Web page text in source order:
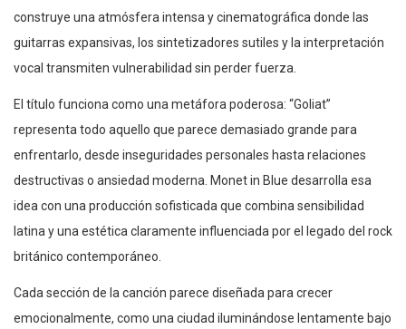
construye una atmósfera intensa y cinematográfica donde las
guitarras expansivas, los sintetizadores sutiles y la interpretación
vocal transmiten vulnerabilidad sin perder fuerza.
El título funciona como una metáfora poderosa: “Goliat”
representa todo aquello que parece demasiado grande para
enfrentarlo, desde inseguridades personales hasta relaciones
destructivas o ansiedad moderna. Monet in Blue desarrolla esa
idea con una producción sofisticada que combina sensibilidad
latina y una estética claramente influenciada por el legado del rock
británico contemporáneo.
Cada sección de la canción parece diseñada para crecer
emocionalmente, como una ciudad iluminándose lentamente bajo